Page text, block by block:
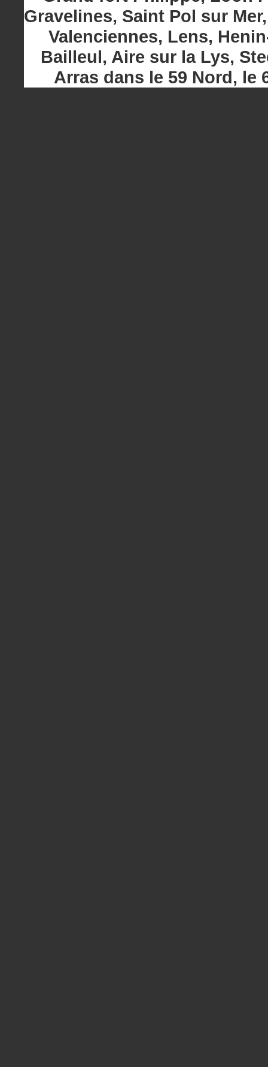
Gravelines, Saint Pol sur
Valenciennes, Lens,
Bailleul, Aire sur la Lys,
Arras dans le 59 Nord, le